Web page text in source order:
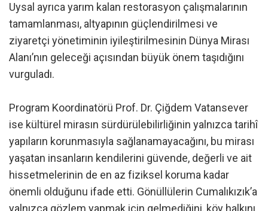
Uysal ayrıca yarım kalan restorasyon çalışmalarının
tamamlanması, altyapının güçlendirilmesi ve
ziyaretçi yönetiminin iyileştirilmesinin Dünya Mirası
Alanı’nın geleceği açısından büyük önem taşıdığını
vurguladı.
Program Koordinatörü Prof. Dr. Çiğdem Vatansever
ise kültürel mirasın sürdürülebilirliğinin yalnızca tarihî
yapıların korunmasıyla sağlanamayacağını, bu mirası
yaşatan insanların kendilerini güvende, değerli ve ait
hissetmelerinin de en az fiziksel koruma kadar
önemli olduğunu ifade etti. Gönüllülerin Cumalıkızık’a